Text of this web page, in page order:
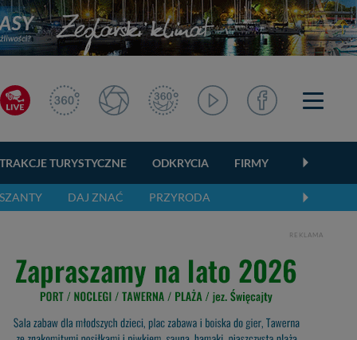
TURYSTYCZNE ODKRYCIA FIRMY
SZANTY DAJ ZNAĆ PRZYRODA
REKLAMA